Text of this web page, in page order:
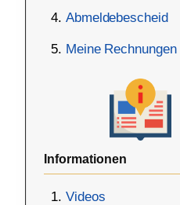
Abmeldebescheid
Meine Rechnungen
Informationen
Videos